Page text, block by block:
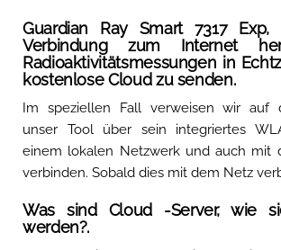
Guardian Ray Smart 7317
Verbindung zum Internet
Radioaktivitätsmessungen in
kostenlose Cloud zu senden.
Im speziellen Fall verweisen wir auf
unser Tool über sein integriertes
einem lokalen Netzwerk und auch mit
verbinden. Sobald dies mit dem Netz
Was sind Cloud -Server, wie
werden?.